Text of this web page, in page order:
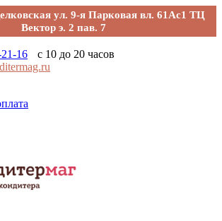
ул. 9-я Парковая вл. 61Ас1 ТЦ
Вектор э. 2 пав. 7
16
с 10 до 20 часов